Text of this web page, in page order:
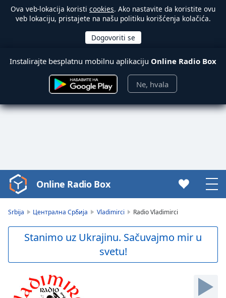
Ova veb-lokacija koristi cookies. Ako nastavite da koristite ovu
veb lokaciju, pristajete na našu politiku korišćenja kolačića.
Instalirajte besplatnu mobilnu aplikaciju Online Radio Box
Ne, hvala
Video
Player
Skip
Forward
Online Radio Box
Srbija Централна Србија Vladimirci Radio Vladimirci
Stanimo uz Ukrajinu. Sačuvajmo mir u
svetu!